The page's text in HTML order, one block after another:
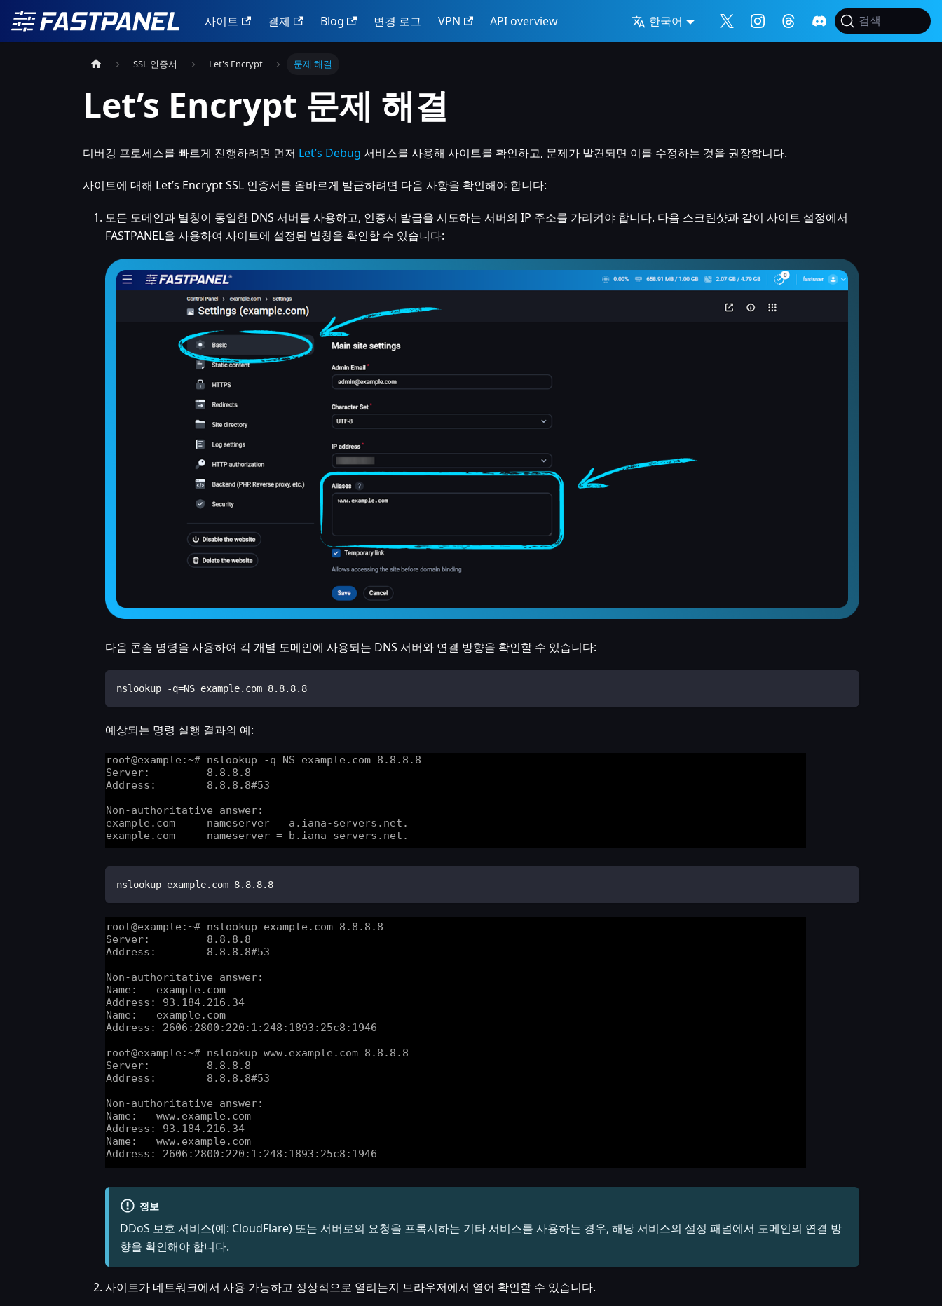
사이트 결제 Blog 변경 로그 VPN API overview 한국어 검색
SSL 인증서 Let's Encrypt 문제 해결
Let’s Encrypt 문제 해결
디버깅 프로세스를 빠르게 진행하려면 먼저 Let’s Debug 서비스를 사용해 사이트를 확인하고, 문제가 발견되면 이를 수정하는 것을 권장합니다.
사이트에 대해 Let’s Encrypt SSL 인증서를 올바르게 발급하려면 다음 사항을 확인해야 합니다:
모든 도메인과 별칭이 동일한 DNS 서버를 사용하고, 인증서 발급을 시도하는 서버의 IP 주소를 가리켜야 합니다. 다음 스크린샷과 같이 사이트 설정에서
FASTPANEL을 사용하여 사이트에 설정된 별칭을 확인할 수 있습니다:
다음 콘솔 명령을 사용하여 각 개별 도메인에 사용되는 DNS 서버와 연결 방향을 확인할 수 있습니다:
nslookup -q=NS example.com 8.8.8.8
예상되는 명령 실행 결과의 예:
nslookup example.com 8.8.8.8
정보
DDoS 보호 서비스(예: CloudFlare) 또는 서버로의 요청을 프록시하는 기타 서비스를 사용하는 경우, 해당 서비스의 설정 패널에서 도메인의 연결 방
향을 확인해야 합니다.
사이트가 네트워크에서 사용 가능하고 정상적으로 열리는지 브라우저에서 열어 확인할 수 있습니다.